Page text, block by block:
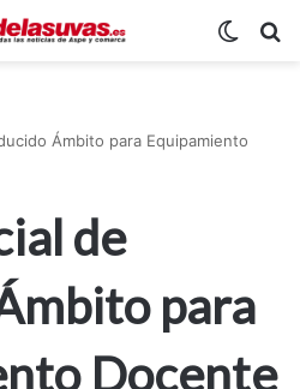
Ámbito para Equipamiento
de
para
Docente